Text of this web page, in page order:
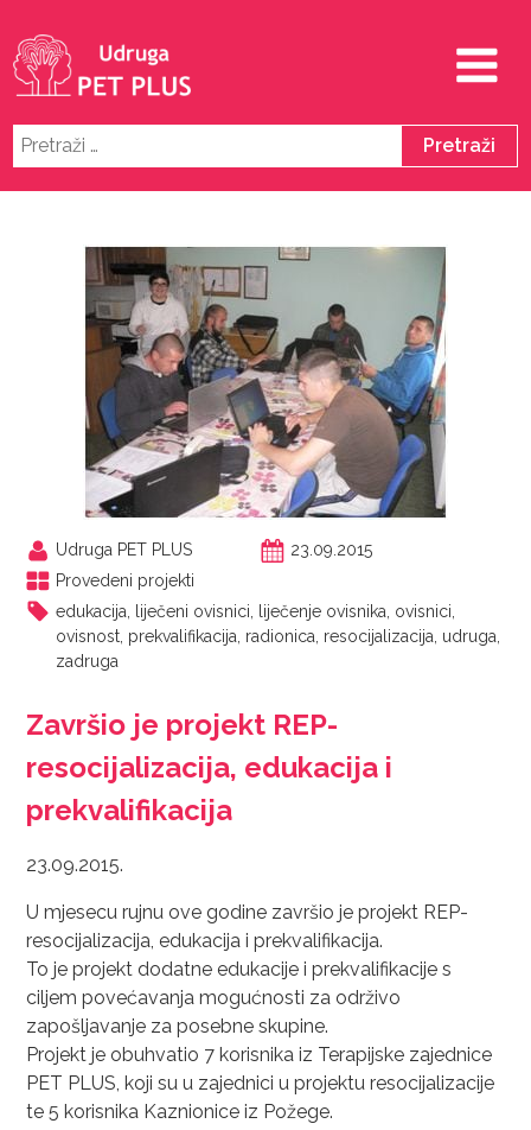
Pretraži:
Udruga PET PLUS
23.09.2015
Provedeni projekti
edukacija
liječeni ovisnici liječenje ovisnika ovisnici
ovisnost prekvalifikacija radionica resocijalizacija udruga
zadruga
Završio je projekt REP-
resocijalizacija, edukacija i
prekvalifikacija
23.09.2015.
U mjesecu rujnu ove godine završio je projekt REP-
resocijalizacija, edukacija i prekvalifikacija.
To je projekt dodatne edukacije i prekvalifikacije s
ciljem povećavanja mogućnosti za održivo
zapošljavanje za posebne skupine.
Projekt je obuhvatio 7 korisnika iz Terapijske zajednice
PET PLUS, koji su u zajednici u projektu resocijalizacije
te 5 korisnika Kaznionice iz Požege.